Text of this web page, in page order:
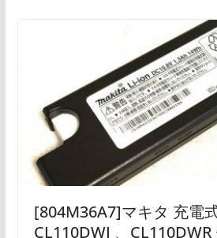
[804M36A7]マキタ 充電
CL110DWI 、